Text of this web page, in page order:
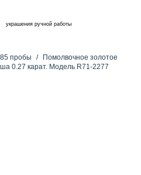
украшения ручной работы
пробы
Помолвочное золотое
0.27 карат. Модель R71-2277